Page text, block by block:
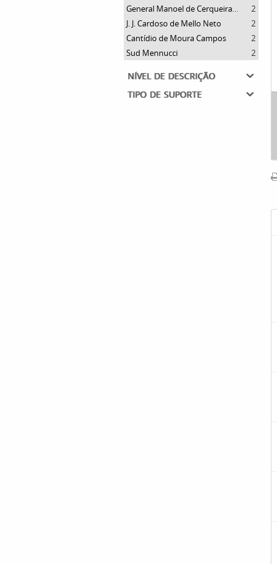
General Manoel de Cerqueira Daltro Filho
2
J. J. Cardoso de Mello Neto
2
Cantídio de Moura Campos
2
Sud Mennucci
2
nível de descrição
tipo de suporte